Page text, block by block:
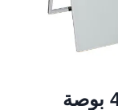
الكلمة تقف لافتات رقمية 43 بوصة